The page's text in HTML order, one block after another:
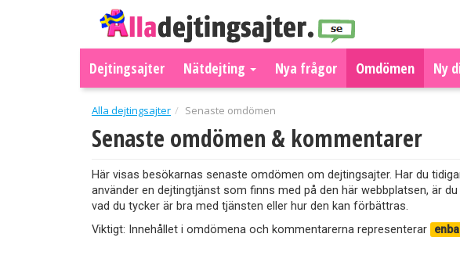
Dejtingsajter Nätdejting Nya frågor Omdömen Ny
Alla dejtingsajter Senaste omdömen
Senaste omdömen & kommentarer
Här visas besökarnas senaste omdömen om dejtingsajter. Har du
använder en dejtingtjänst som finns med på den här webbplatsen, är
vad du tycker är bra med tjänsten eller hur den kan förbättras.
Viktigt: Innehållet i omdömena och kommentarerna representerar